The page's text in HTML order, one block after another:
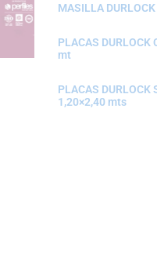
MASILLA
PLACAS DURLOCK
mt
PLACAS DURLOCK
1,20×2,40 mts